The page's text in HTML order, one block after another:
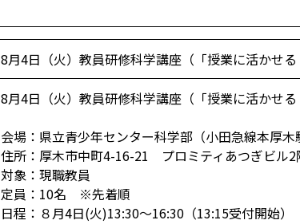
8月4日（火）教員研修科学講座（「授業に活かせる
8月4日（火）教員研修科学講座（「授業に活かせ
会場：県立青少年センター科学部（小田急線本厚木
住所：厚木市中町4-16-21 プロミティあつぎビル2
対象：現職教員
定員：10名 ※先着順
日程：８月4日(火)13:30～16:30（13:15受付開始）